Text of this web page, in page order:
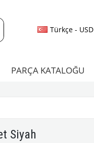
Türkçe - USD
PARÇA KATALOĞU
Siyah